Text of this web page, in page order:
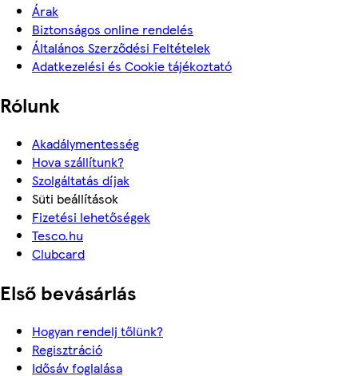
Árak
Biztonságos online rendelés
Általános Szerződési Feltételek
Adatkezelési és Cookie tájékoztató
Rólunk
Akadálymentesség
Hova szállítunk?
Szolgáltatás díjak
Süti beállítások
Fizetési lehetőségek
Tesco.hu
Clubcard
Első bevásárlás
Hogyan rendelj tőlünk?
Regisztráció
Idősáv foglalása